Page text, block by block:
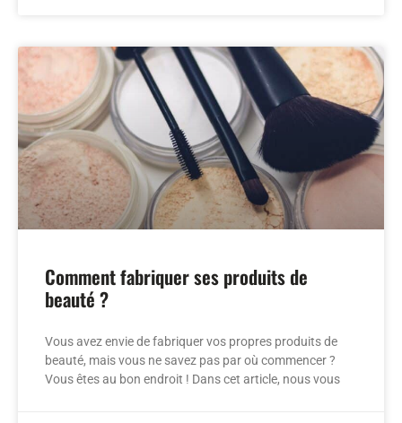
Comment fabriquer ses produits de
beauté ?
Vous avez envie de fabriquer vos propres produits de
beauté, mais vous ne savez pas par où commencer ?
Vous êtes au bon endroit ! Dans cet article, nous vous